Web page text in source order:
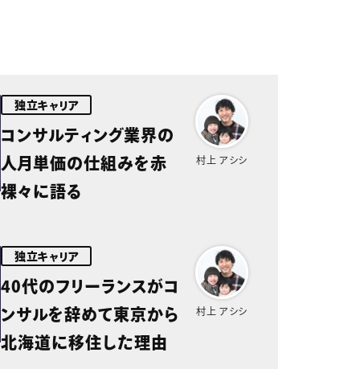
村上 アシシ
独立キャリア
コンサルティング業界の
人月単価の仕組みを赤
裸々に語る
村上 アシシ
独立キャリア
40代のフリーランスがコ
ンサルを辞めて東京から
北海道に移住した理由